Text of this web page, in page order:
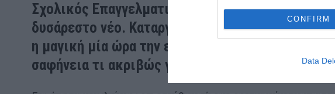
CONFIRM
Data
Σχολικός Επαγγελματικός Προσανατολισμός
δυσάρεστο νέο. Καταργήθηκε … Φέτος… Πράγμα
η μαγική μία ώρα την εβδομάδα που κανείς δεν
σαφήνεια τι ακριβώς γινόταν στην τάξη